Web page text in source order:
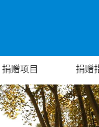
捐赠项目 捐赠